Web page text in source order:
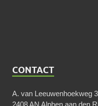
CONTACT
A. van Leeuwenhoekweg
2408 AN Alphen aan den